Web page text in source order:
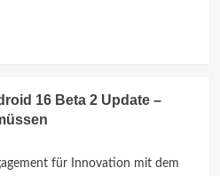
16 Beta 2 Update –
für Innovation mit dem